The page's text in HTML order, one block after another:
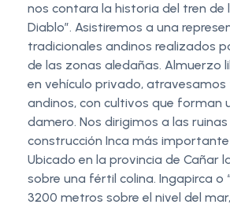
nos contara la historia del tren de
Diablo”. Asistiremos a una
tradicionales andinos realizados
de las zonas aledañas. Almuerzo
en vehículo privado, atravesamos
andinos, con cultivos que forman
damero. Nos dirigimos a las
construcción Inca más importante
Ubicado en la provincia de Cañar
sobre una fértil colina. Ingapirca o
3200 metros sobre el nivel del